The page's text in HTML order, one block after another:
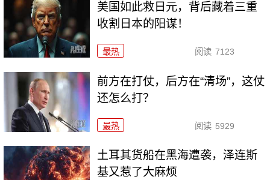
美国如此救日元，背后藏着三重
收割日本的阳谋！
最热 阅读 7123
前方在打仗，后方在“清场”，这仗
还怎么打？
最热 阅读 5929
土耳其货船在黑海遭袭，泽连斯
基又惹了大麻烦